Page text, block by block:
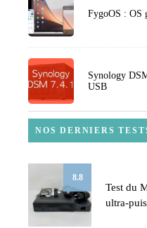
FygoOS : OS
Synology
USB
NOS DERNIERS
8.8
Test du
ultra-